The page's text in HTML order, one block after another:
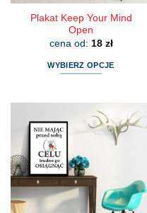
Plakat Keep Your Mind
Open
cena od: 18 zł
WYBIERZ OPCJE
wiele
wariantów.
Opcje
można
wybrać
na